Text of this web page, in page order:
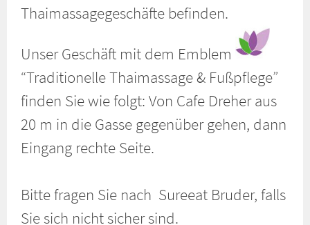
Thaimassagegeschäfte befinden.
Unser Geschäft mit dem Emblem
“Traditionelle Thaimassage & Fußpflege”
finden Sie wie folgt: Von Cafe Dreher aus
20 m in die Gasse gegenüber gehen, dann
Eingang rechte Seite.
Bitte fragen Sie nach Sureeat Bruder, falls
Sie sich nicht sicher sind.